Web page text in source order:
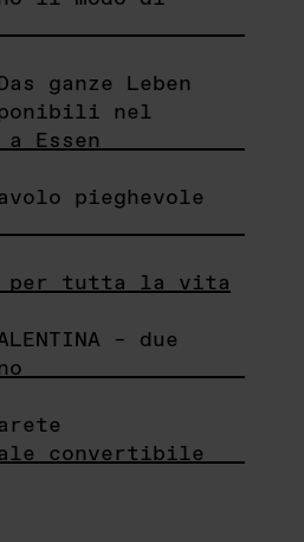
ganze Leben
nel
a Essen
pieghevole
per tutta la vita
– due
convertibile